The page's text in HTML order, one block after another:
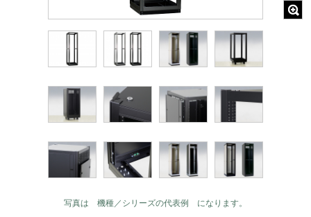
写真は 機種／シリーズの代表例 になります。